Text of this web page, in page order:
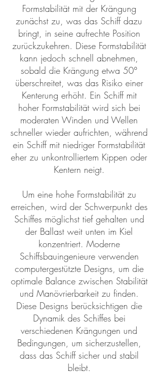
Formstabilität mit der Krängung
zunächst zu, was das Schiff dazu
bringt, in seine aufrechte Position
zurückzukehren. Diese Formstabilität
kann jedoch schnell abnehmen,
sobald die Krängung etwa 50°
überschreitet, was das Risiko einer
Kenterung erhöht. Ein Schiff mit
hoher Formstabilität wird sich bei
moderaten Winden und Wellen
schneller wieder aufrichten, während
ein Schiff mit niedriger Formstabilität
eher zu unkontrolliertem Kippen oder
Kentern neigt.
Um eine hohe Formstabilität zu
erreichen, wird der Schwerpunkt des
Schiffes möglichst tief gehalten und
der Ballast weit unten im Kiel
konzentriert. Moderne
Schiffsbauingenieure verwenden
computergestützte Designs, um die
optimale Balance zwischen Stabilität
und Manövrierbarkeit zu finden.
Diese Designs berücksichtigen die
Dynamik des Schiffes bei
verschiedenen Krängungen und
Bedingungen, um sicherzustellen,
dass das Schiff sicher und stabil
bleibt.